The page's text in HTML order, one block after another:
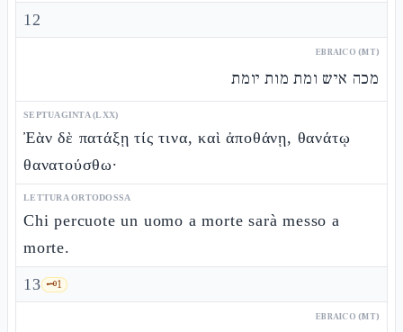
12
EBRAICO (MT)
מכה איש ומת מות יומת
SEPTUAGINTA (LXX)
Ἐὰν δὲ πατάξῃ τίς τινα, καὶ ἀποθάνῃ, θανάτῳ
θανατούσθω·
LETTURA ORTODOSSA
Chi percuote un uomo a morte sarà messo a
morte.
13 🗝️1
EBRAICO (MT)